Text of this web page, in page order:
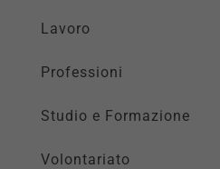
Lavoro
Professioni
Studio e Formazione
Volontariato